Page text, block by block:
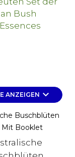
ANZEIGEN keyboard_arrow_down
Buschblüten
Mit Booklet